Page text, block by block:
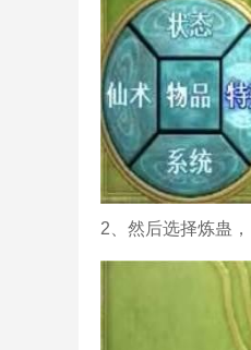
2、然后选择炼蛊，